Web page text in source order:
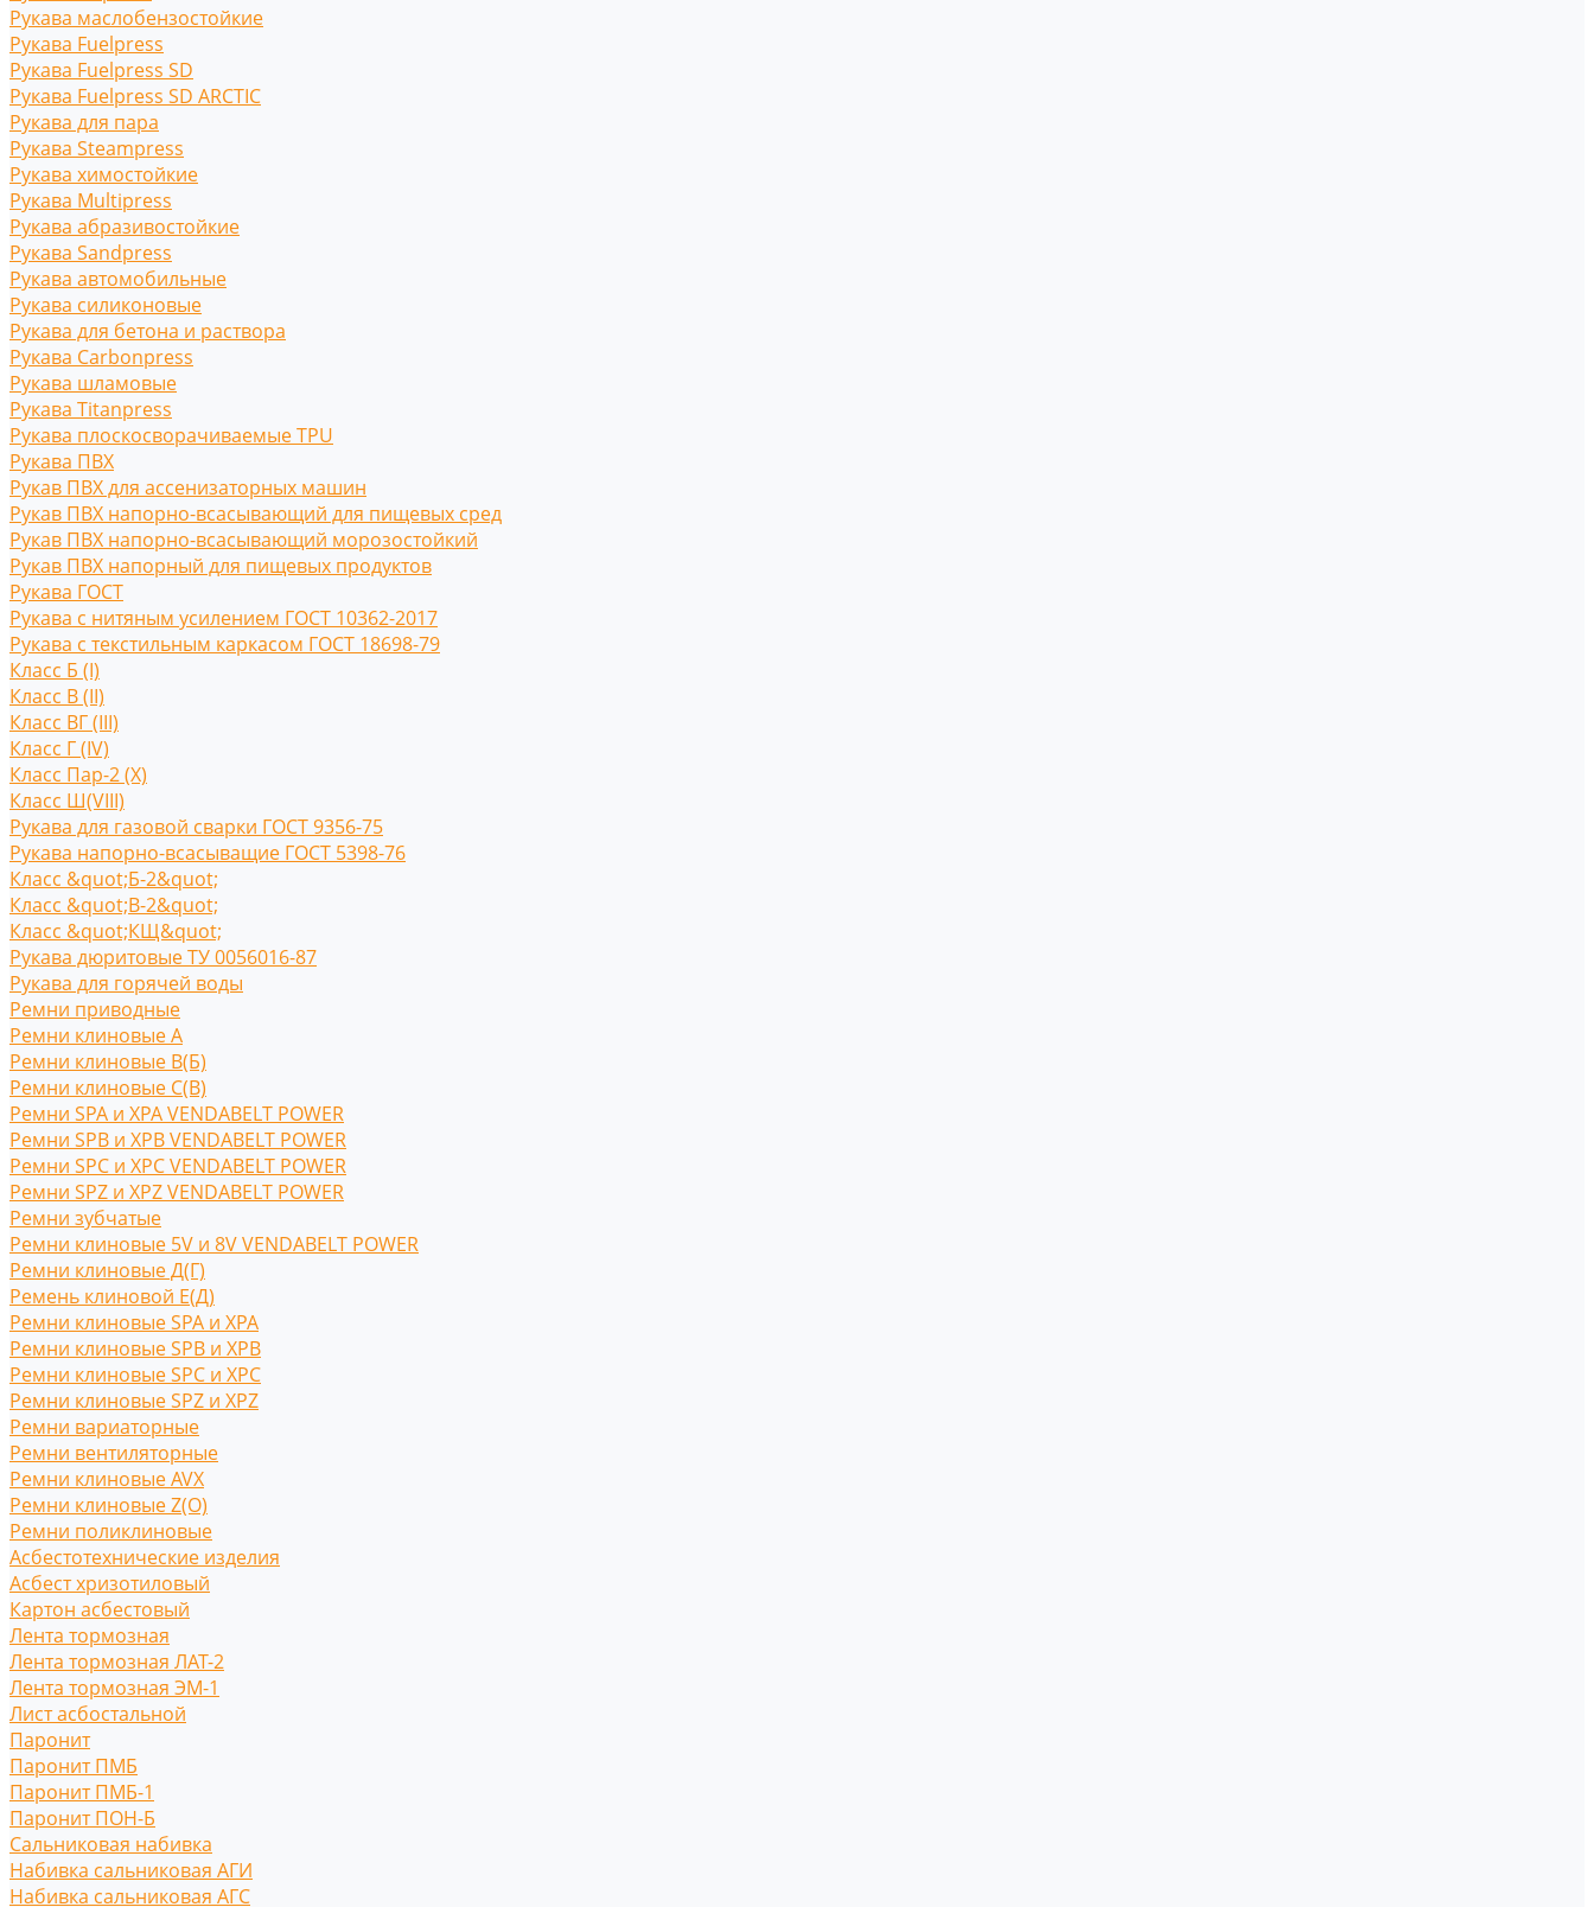
Рукава маслобензостойкие
Рукава Fuelpress
Рукава Fuelpress SD
Рукава Fuelpress SD ARCTIC
Рукава для пара
Рукава Steampress
Рукава химостойкие
Рукава Multipress
Рукава абразивостойкие
Рукава Sandpress
Рукава автомобильные
Рукава силиконовые
Рукава для бетона и раствора
Рукава Carbonpress
Рукава шламовые
Рукава Titanpress
Рукава плоскосворачиваемые TPU
Рукава ПВХ
Рукав ПВХ для ассенизаторных машин
Рукав ПВХ напорно-всасывающий для пищевых сред
Рукав ПВХ напорно-всасывающий морозостойкий
Рукав ПВХ напорный для пищевых продуктов
Рукава ГОСТ
Рукава с нитяным усилением ГОСТ 10362-2017
Рукава с текстильным каркасом ГОСТ 18698-79
Класс Б (I)
Класс В (II)
Класс ВГ (III)
Класс Г (IV)
Класс Пар-2 (X)
Класс Ш(VIII)
Рукава для газовой сварки ГОСТ 9356-75
Рукава напорно-всасыващие ГОСТ 5398-76
Класс &quot;Б-2&quot;
Класс &quot;В-2&quot;
Класс &quot;КЩ&quot;
Рукава дюритовые ТУ 0056016-87
Рукава для горячей воды
Ремни приводные
Ремни клиновые A
Ремни клиновые В(Б)
Ремни клиновые С(B)
Ремни SPA и XPA VENDABELT POWER
Ремни SPB и XPB VENDABELT POWER
Ремни SPC и XPC VENDABELT POWER
Ремни SPZ и XPZ VENDABELT POWER
Ремни зубчатые
Ремни клиновые 5V и 8V VENDABELT POWER
Ремни клиновые Д(Г)
Ремень клиновой Е(Д)
Ремни клиновые SPA и XPA
Ремни клиновые SPB и XPB
Ремни клиновые SPC и XPC
Ремни клиновые SPZ и XPZ
Ремни вариаторные
Ремни вентиляторные
Ремни клиновые AVX
Ремни клиновые Z(O)
Ремни поликлиновые
Асбестотехнические изделия
Асбест хризотиловый
Картон асбестовый
Лента тормозная
Лента тормозная ЛАТ-2
Лента тормозная ЭМ-1
Лист асбостальной
Паронит
Паронит ПМБ
Паронит ПМБ-1
Паронит ПОН-Б
Сальниковая набивка
Набивка сальниковая АГИ
Набивка сальниковая АГС